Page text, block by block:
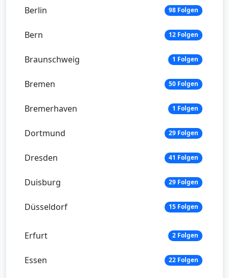
Berlin 98 Folgen
Bern 12 Folgen
Braunschweig 1 Folgen
Bremen 50 Folgen
Bremerhaven 1 Folgen
Dortmund 29 Folgen
Dresden 41 Folgen
Duisburg 29 Folgen
Düsseldorf 15 Folgen
Erfurt 2 Folgen
Essen 22 Folgen